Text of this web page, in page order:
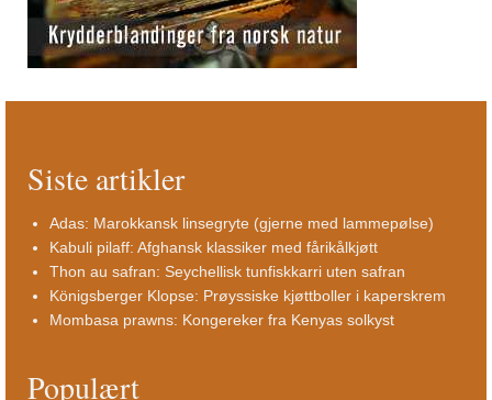
Siste artikler
Adas: Marokkansk linsegryte (gjerne med lammepølse)
Kabuli pilaff: Afghansk klassiker med fårikålkjøtt
Thon au safran: Seychellisk tunfiskkarri uten safran
Königsberger Klopse: Prøyssiske kjøttboller i kaperskrem
Mombasa prawns: Kongereker fra Kenyas solkyst
Populært